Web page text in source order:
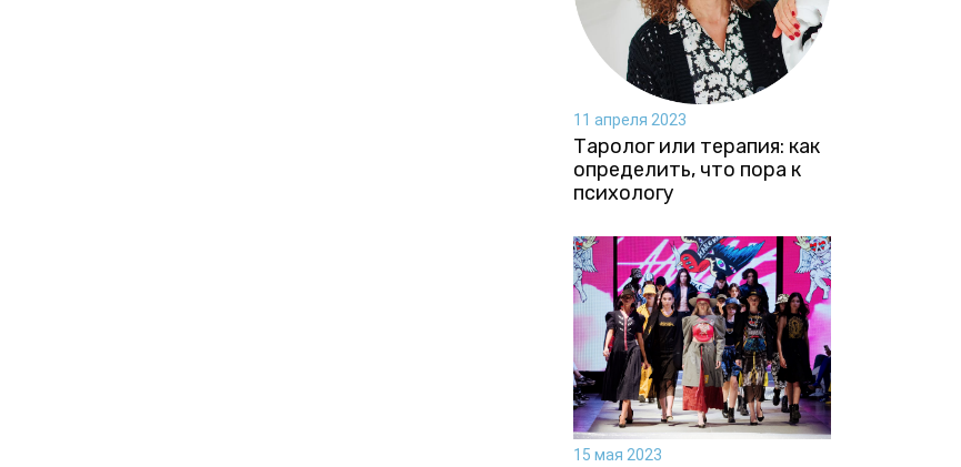
11 апреля 2023
Таролог или терапия: как
определить, что пора к
психологу
15 мая 2023